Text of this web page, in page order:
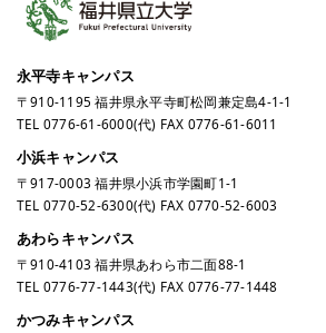
永平寺キャンパス
〒910-1195 福井県永平寺町松岡兼定島4-1-1
TEL 0776-61-6000(代) FAX 0776-61-6011
小浜キャンパス
〒917-0003 福井県小浜市学園町1-1
TEL 0770-52-6300(代) FAX 0770-52-6003
あわらキャンパス
〒910-4103 福井県あわら市二面88-1
TEL 0776-77-1443(代) FAX 0776-77-1448
かつみキャンパス